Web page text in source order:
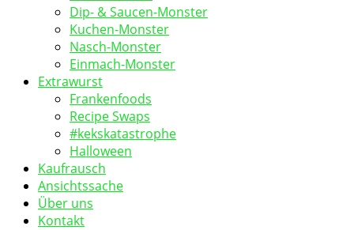
Dip- & Saucen-Monster
Kuchen-Monster
Nasch-Monster
Einmach-Monster
Extrawurst
Frankenfoods
Recipe Swaps
#kekskatastrophe
Halloween
Kaufrausch
Ansichtssache
Über uns
Kontakt